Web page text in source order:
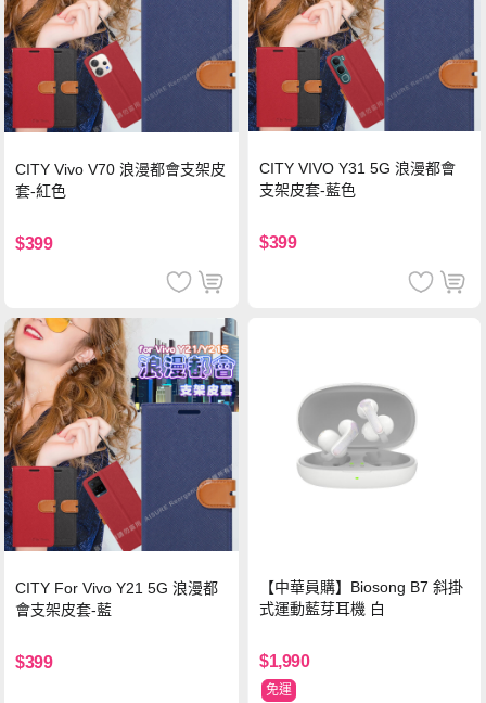
CITY Vivo V70 浪漫都會支架皮
套-紅色
$399
CITY VIVO Y31 5G 浪漫都會
支架皮套-藍色
$399
CITY For Vivo Y21 5G 浪漫都
會支架皮套-藍
$399
【中華員購】Biosong B7 斜掛
式運動藍芽耳機 白
$1,990
免運